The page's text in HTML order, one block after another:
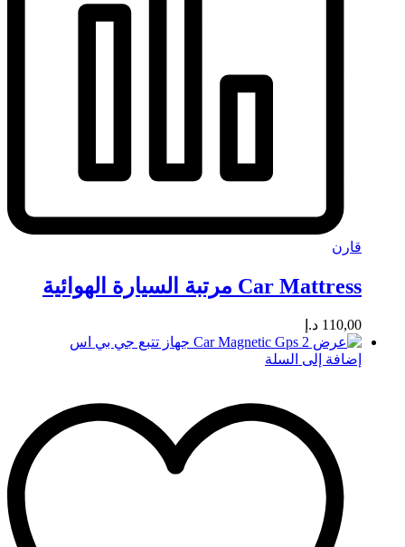
قارن
Car Mattress مرتبة السيارة الهوائية
110,00 د.إ
إضافة إلى السلة